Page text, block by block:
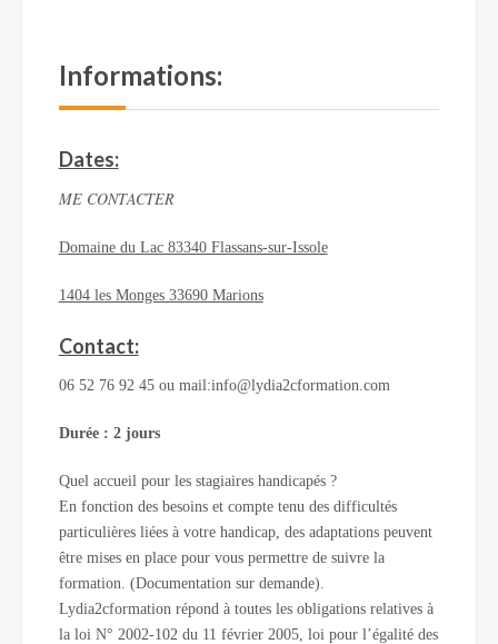
Informations:
Dates:
ME CONTACTER
Domaine du Lac 83340 Flassans-sur-Issole
1404 les Monges 33690 Marions
Contact:
06 52 76 92 45 ou mail:info@lydia2cformation.com
Durée : 2 jours
Quel accueil pour les stagiaires handicapés ?
En fonction des besoins et compte tenu des difficultés
particulières liées à votre handicap, des adaptations peuvent
être mises en place pour vous permettre de suivre la
formation. (Documentation sur demande).
Lydia2cformation répond à toutes les obligations relatives à
la loi N° 2002-102 du 11 février 2005, loi pour l’égalité des